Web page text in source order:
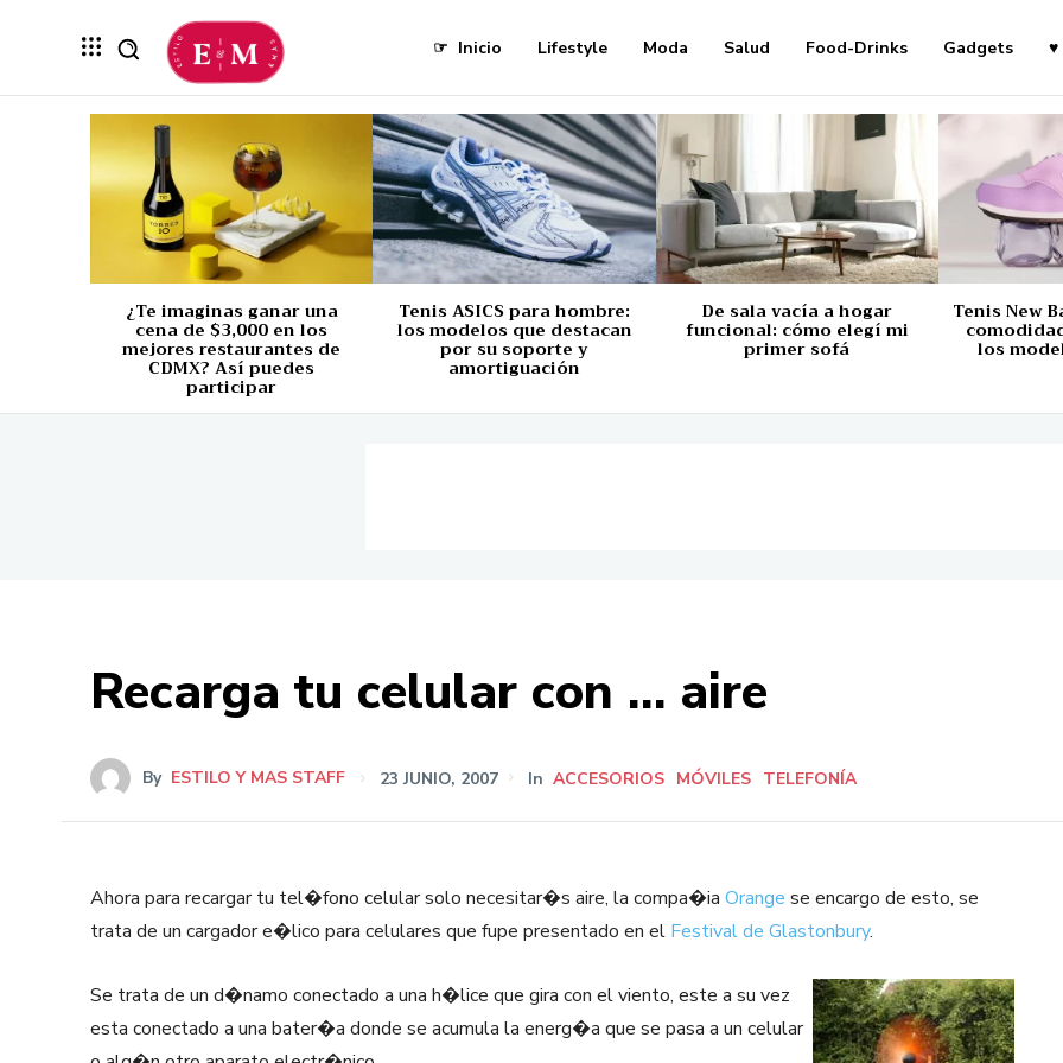
☞ Inicio Lifestyle Moda Salud Food-Drinks Gadgets ♥
¿Te imaginas ganar una
cena de $3,000 en los
mejores restaurantes de
CDMX? Así puedes
participar
Tenis ASICS para hombre:
los modelos que destacan
por su soporte y
amortiguación
De sala vacía a hogar
funcional: cómo elegí mi
primer sofá
Tenis New
los
Recarga tu celular con … aire
By ESTILO Y MAS STAFF 23 JUNIO, 2007 In ACCESORIOS MÓVILES TELEFONÍA
Ahora para recargar tu tel�fono celular solo necesitar�s aire, la compa�ia Orange se encargo de esto, se
trata de un cargador e�lico para celulares que fupe presentado en el Festival de Glastonbury.
Se trata de un d�namo conectado a una h�lice que gira con el viento, este a su vez
esta conectado a una bater�a donde se acumula la energ�a que se pasa a un celular